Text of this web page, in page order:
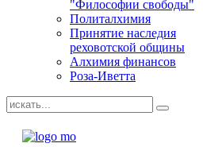
"Философии свободы"
Политалхимия
Принятие наследия
реховотской общины
Алхимия финансов
Роза-Иветта